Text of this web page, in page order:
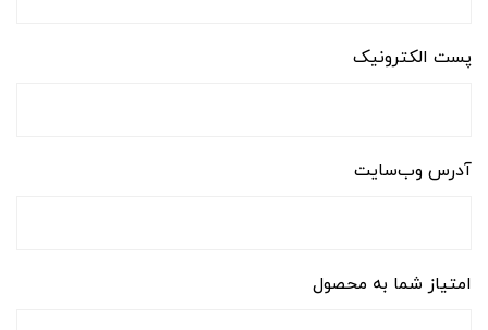
پست الکترونیک
آدرس وب‌سایت
امتیاز شما به محصول